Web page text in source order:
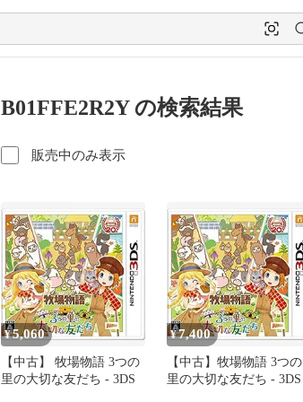
B01FFE2R2Y の検索結果
販売中のみ表示
¥5,060
【中古】 牧場物語 3つの
里の大切な友だち - 3DS
¥7,400
【中古】牧場物語 3つの
里の大切な友だち - 3DS